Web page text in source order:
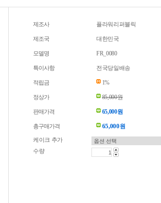
제조사 플라워리퍼블릭
제조국 대한민국
모델명 FR_0080
특이사항 전국당일배송
적립금 1%
정상가 85,000원
판매가격 65,000원
총구매가격 65,000원
케이크 추가
수량